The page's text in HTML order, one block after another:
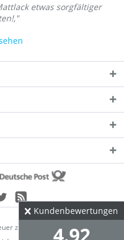
Kundenbewertungen
etwas sorgfältiger
zzgl. Versandkosten und ggf.